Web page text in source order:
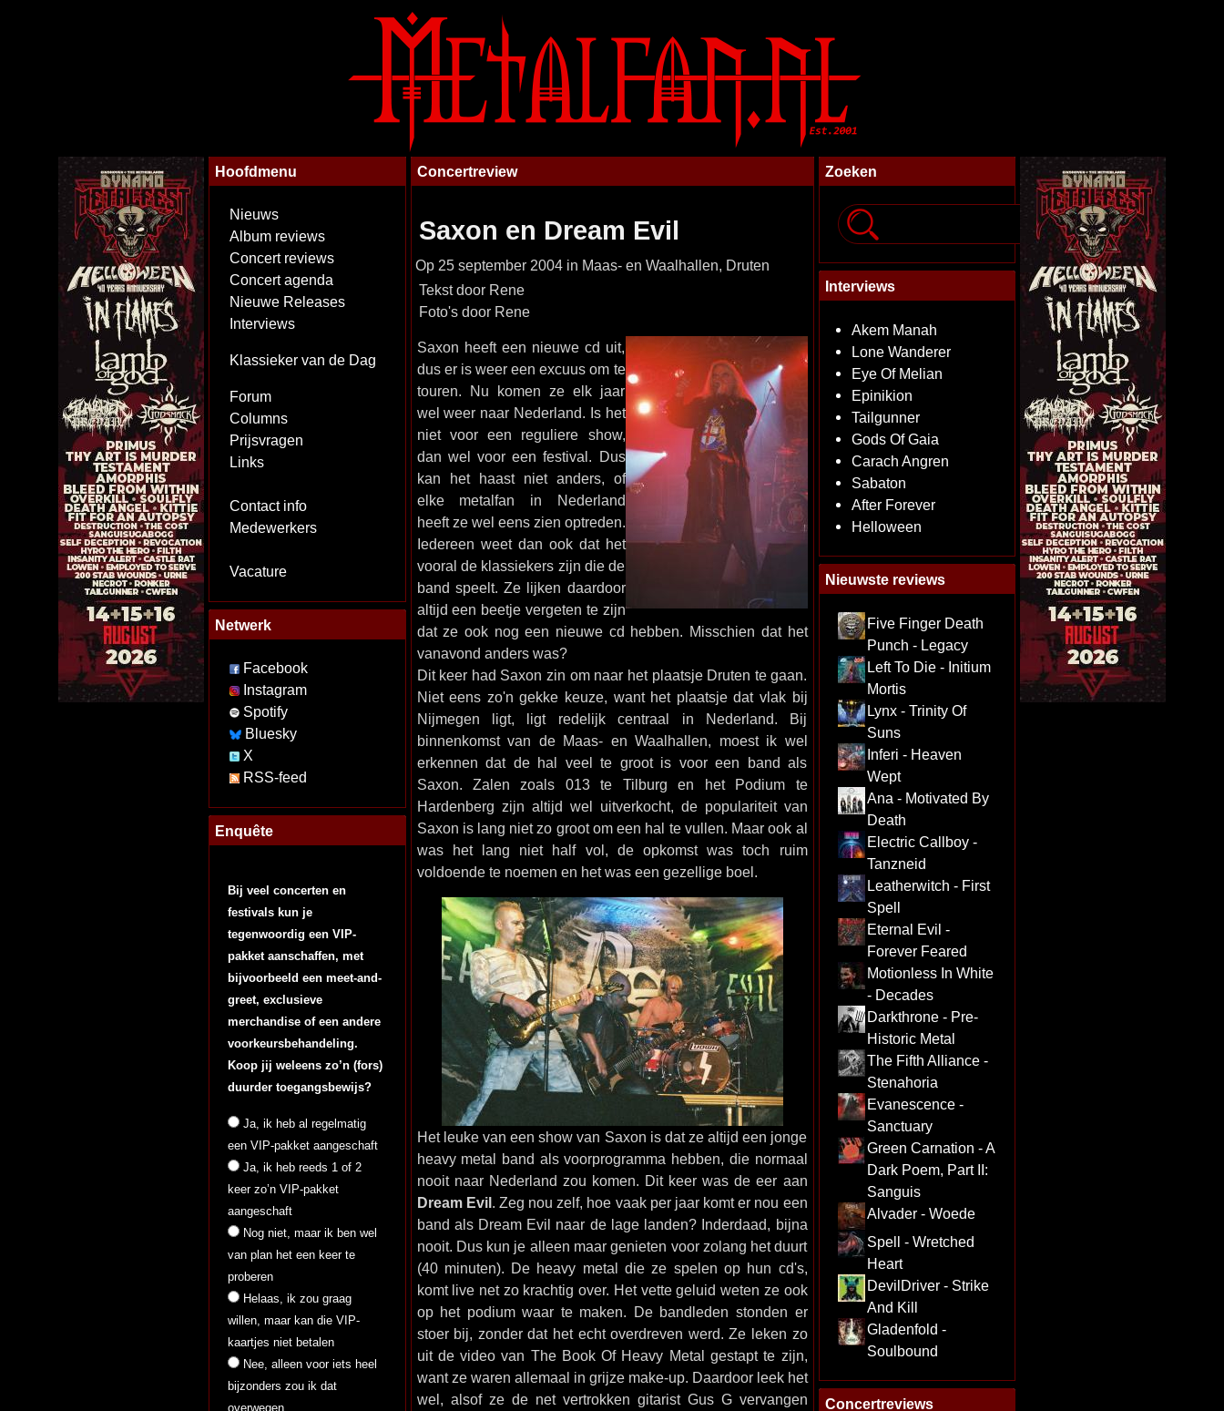
Hoofdmenu
Nieuws
Album reviews
Concert reviews
Concert agenda
Nieuwe Releases
Interviews
Klassieker van de Dag
Forum
Columns
Prijsvragen
Links
Contact info
Medewerkers
Vacature
Netwerk
Facebook
Instagram
Spotify
Bluesky
X
RSS-feed
Enquête
Bij veel concerten en
festivals kun je
tegenwoordig een VIP-
pakket aanschaffen, met
bijvoorbeeld een meet-and-
greet, exclusieve
merchandise of een andere
voorkeursbehandeling.
Koop jij weleens zo’n (fors)
duurder toegangsbewijs?
Ja, ik heb al regelmatig
een VIP-pakket aangeschaft
Ja, ik heb reeds 1 of 2
keer zo’n VIP-pakket
aangeschaft
Nog niet, maar ik ben wel
van plan het een keer te
proberen
Helaas, ik zou graag
willen, maar kan die VIP-
kaartjes niet betalen
Nee, alleen voor iets heel
bijzonders zou ik dat
overwegen
Concertreview
Saxon en Dream Evil
Op 25 september 2004 in Maas- en Waalhallen, Druten
Tekst door Rene
Foto's door Rene
Saxon heeft een nieuwe cd uit,
dus er is weer een excuus om te
touren. Nu komen ze elk jaar
wel weer naar Nederland. Is het
niet voor een reguliere show,
dan wel voor een festival. Dus
kan het haast niet anders, of
elke metalfan in Nederland
heeft ze wel eens zien optreden.
Iedereen weet dan ook dat het
vooral de klassiekers zijn die de
band speelt. Ze lijken daardoor
altijd een beetje vergeten te zijn
dat ze ook nog een nieuwe cd hebben. Misschien dat het
vanavond anders was?
Dit keer had Saxon zin om naar het plaatsje Druten te gaan.
Niet eens zo'n gekke keuze, want het plaatsje dat vlak bij
Nijmegen ligt, ligt redelijk centraal in Nederland. Bij
binnenkomst van de Maas- en Waalhallen, moest ik wel
erkennen dat de hal veel te groot is voor een band als
Saxon. Zalen zoals 013 te Tilburg en het Podium te
Hardenberg zijn altijd wel uitverkocht, de populariteit van
Saxon is lang niet zo groot om een hal te vullen. Maar ook al
was het lang niet half vol, de opkomst was toch ruim
voldoende te noemen en het was een gezellige boel.
Het leuke van een show van Saxon is dat ze altijd een jonge
heavy metal band als voorprogramma hebben, die normaal
nooit naar Nederland zou komen. Dit keer was de eer aan
Dream Evil. Zeg nou zelf, hoe vaak per jaar komt er nou een
band als Dream Evil naar de lage landen? Inderdaad, bijna
nooit. Dus kun je alleen maar genieten voor zolang het duurt
(40 minuten). De heavy metal die ze spelen op hun cd's,
komt live net zo krachtig over. Het vette geluid weten ze ook
op het podium waar te maken. De bandleden stonden er
stoer bij, zonder dat het echt overdreven werd. Ze leken zo
uit de video van The Book Of Heavy Metal gestapt te zijn,
want ze waren allemaal in grijze make-up. Daardoor leek het
wel, alsof ze de net vertrokken gitarist Gus G vervangen
Zoeken
Interviews
Akem Manah
Lone Wanderer
Eye Of Melian
Epinikion
Tailgunner
Gods Of Gaia
Carach Angren
Sabaton
After Forever
Helloween
Nieuwste reviews
Five Finger Death
Punch - Legacy
Left To Die - Initium
Mortis
Lynx - Trinity Of
Suns
Inferi - Heaven
Wept
Ana - Motivated By
Death
Electric Callboy -
Tanzneid
Leatherwitch - First
Spell
Eternal Evil -
Forever Feared
Motionless In White
- Decades
Darkthrone - Pre-
Historic Metal
The Fifth Alliance -
Stenahoria
Evanescence -
Sanctuary
Green Carnation - A
Dark Poem, Part II:
Sanguis
Alvader - Woede
Spell - Wretched
Heart
DevilDriver - Strike
And Kill
Gladenfold -
Soulbound
Concertreviews